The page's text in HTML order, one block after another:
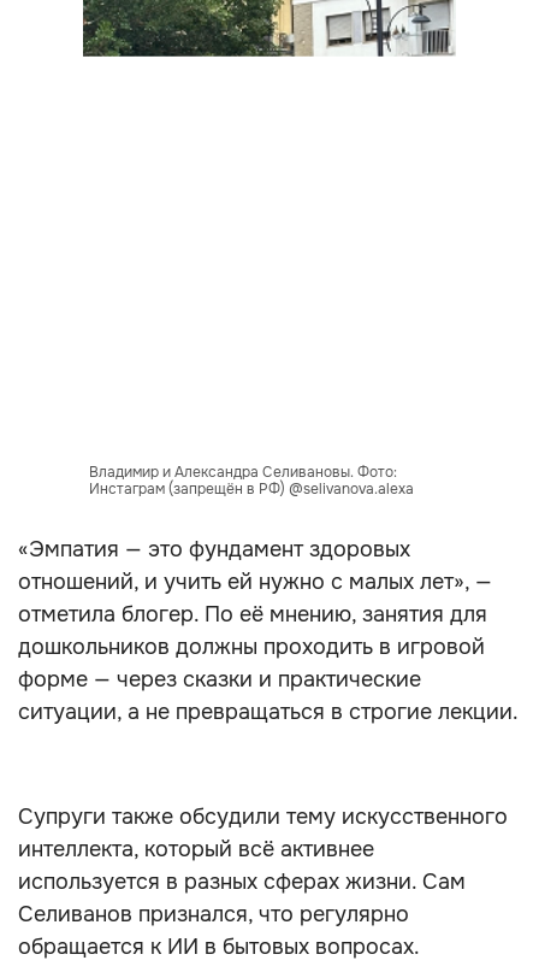
Владимир и Александра Селивановы. Фото:
Инстаграм (запрещён в РФ) @selivanova.alexa
«Эмпатия — это фундамент здоровых
отношений, и учить ей нужно с малых лет», —
отметила блогер. По её мнению, занятия для
дошкольников должны проходить в игровой
форме — через сказки и практические
ситуации, а не превращаться в строгие лекции.
Супруги также обсудили тему искусственного
интеллекта, который всё активнее
используется в разных сферах жизни. Сам
Селиванов признался, что регулярно
обращается к ИИ в бытовых вопросах.